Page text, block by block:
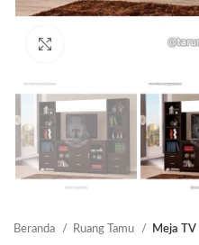
Beranda Ruang Tamu Meja TV